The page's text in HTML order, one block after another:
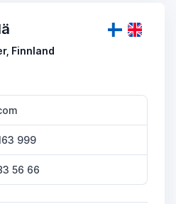
Finnland
999
56 66